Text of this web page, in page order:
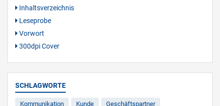
Inhaltsverzeichnis
Leseprobe
Vorwort
300dpi Cover
SCHLAGWORTE
Kommunikation Kunde Geschäftspartner